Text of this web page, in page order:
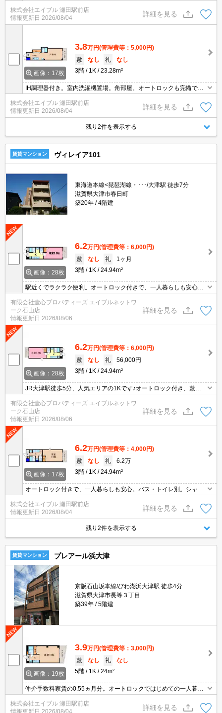
株式会社エイブル 瀬田駅前店
情報更新日 2026/08/04
詳細を見る
画像：17枚
3.8万円(管理費等：5,000円)
敷
なし 礼
なし
3階
1K 23.28m²
IH調理器付き。室内洗濯機置場。角部屋。オートロックも完備で安
株式会社エイブル 瀬田駅前店
情報更新日 2026/08/04
詳細を見る
残り2件を表示する
賃貸マンション ヴィレイア101
東海道本線<琵琶湖線・･･･/大津駅 徒歩7分
滋賀県大津市春日町
築20年
4階建
画像：28枚
6.2万円(管理費等：6,000円)
敷
なし 礼
1ヶ月
3階
1K 24.94m²
駅近くでラクラク便利。オートロック付きで、一人暮らしも安心で
有限会社壹心プロパティーズ エイブルネットワ
ーク石山店
情報更新日 2026/08/06
詳細を見る
画像：28枚
6.2万円(管理費等：6,000円)
敷
なし 礼
56,000円
3階
1K 24.94m²
JR大津駅徒歩5分、人気エリアの1Kです♪オートロック付き、敷金
で単身者様にオススメです♪
有限会社壹心プロパティーズ エイブルネットワ
ーク石山店
情報更新日 2026/08/06
詳細を見る
画像：17枚
6.2万円(管理費等：4,000円)
敷
なし 礼
6.2万
3階
1K 24.94m²
オートロック付きで、一人暮らしも安心。バス・トイレ別。シャワ
人暮らしはこのお部屋から。
株式会社エイブル 瀬田駅前店
情報更新日 2026/08/04
詳細を見る
残り2件を表示する
賃貸マンション プレアール浜大津
京阪石山坂本線/びわ湖浜大津駅 徒歩4分
滋賀県大津市長等３丁目
築39年
5階建
画像：19枚
3.9万円(管理費等：3,000円)
敷
なし 礼
なし
5階
1K 24m²
仲介手数料家賃の0.55ヵ月分。オートロックではじめての一人暮ら
し。保証人不要。新生活のスタートはここから。新入学生・新社会
株式会社エイブル 瀬田駅前店
情報更新日 2026/08/04
詳細を見る